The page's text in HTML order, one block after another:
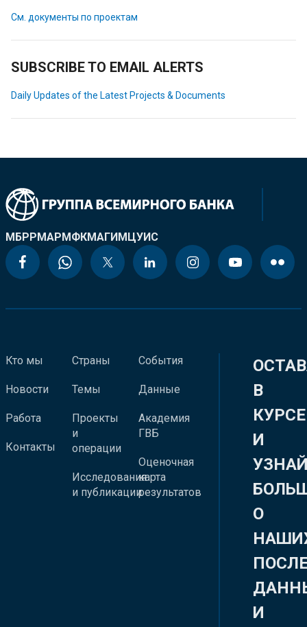
См. документы по проектам
SUBSCRIBE TO EMAIL ALERTS
Daily Updates of the Latest Projects & Documents
МБРРМАРМФКМАГИМЦУИС
Кто мы
Новости
Работа
Контакты
Страны
Темы
Проекты
и
операции
Исследования
и публикации
События
Данные
Академия
ГВБ
Оценочная
карта
результатов
В
КУРСЕ
И
О
И